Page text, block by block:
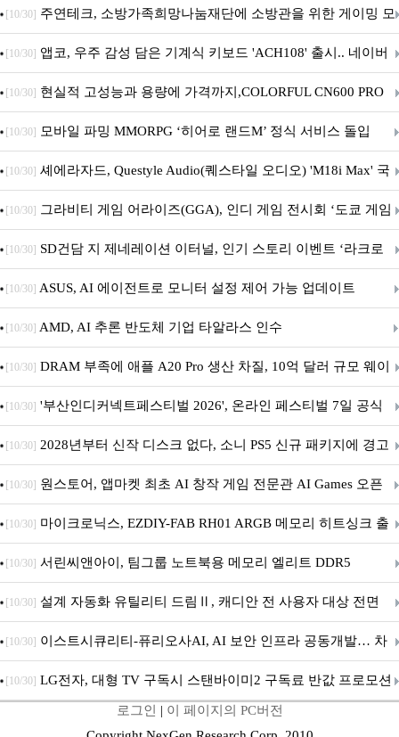
픈
[10/30] 주연테크, 소방가족희망나눔재단에 소방관을 위한 게이밍 모
니터·스마트 펫 침대 기부
[10/30] 앱코, 우주 감성 담은 기계식 키보드 'ACH108' 출시.. 네이버
브랜드데이 기획전 진행
[10/30] 현실적 고성능과 용량에 가격까지,COLORFUL CN600 PRO
M.2 NVMe 디앤디컴 1TB
[10/30] 모바일 파밍 MMORPG ‘히어로 랜드M’ 정식 서비스 돌입
[10/30] 셰에라자드, Questyle Audio(퀘스타일 오디오) 'M18i Max' 국
내 정식 출시
[10/30] 그라비티 게임 어라이즈(GGA), 인디 게임 전시회 ‘도쿄 게임
던전 13’ 참가!
[10/30] SD건담 지 제네레이션 이터널, 인기 스토리 이벤트 ‘라크로
아의 용사’ 재개최 및 풍성한 기념 이벤트 실시!
[10/30] ASUS, AI 에이전트로 모니터 설정 제어 가능 업데이트
[10/30] AMD, AI 추론 반도체 기업 타알라스 인수
[10/30] DRAM 부족에 애플 A20 Pro 생산 차질, 10억 달러 규모 웨이
퍼 대기
[10/30] '부산인디커넥트페스티벌 2026', 온라인 페스티벌 7일 공식
개막... 22일간 진행
[10/30] 2028년부터 신작 디스크 없다, 소니 PS5 신규 패키지에 경고
문 추가
[10/30] 원스토어, 앱마켓 최초 AI 창작 게임 전문관 AI Games 오픈
[10/30] 마이크로닉스, EZDIY-FAB RH01 ARGB 메모리 히트싱크 출
시
[10/30] 서린씨앤아이, 팀그룹 노트북용 메모리 엘리트 DDR5
5600MHz 16GB 출시
[10/30] 설계 자동화 유틸리티 드림Ⅱ, 캐디안 전 사용자 대상 전면
무상 배포
[10/30] 이스트시큐리티-퓨리오사AI, AI 보안 인프라 공동개발… 차
세대 AI 보안 플랫폼 구축
[10/30] LG전자, 대형 TV 구독시 스탠바이미2 구독료 반값 프로모션
로그인 | 이 페이지의 PC버전